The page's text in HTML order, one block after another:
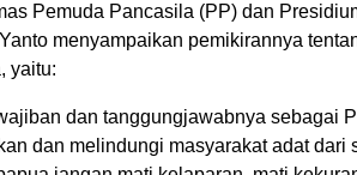
Pemuda Pancasila (PP) dan
menyampaikan pemikirannya
yaitu:
dan tanggungjawabnya sebagai
dan melindungi masyarakat adat dari